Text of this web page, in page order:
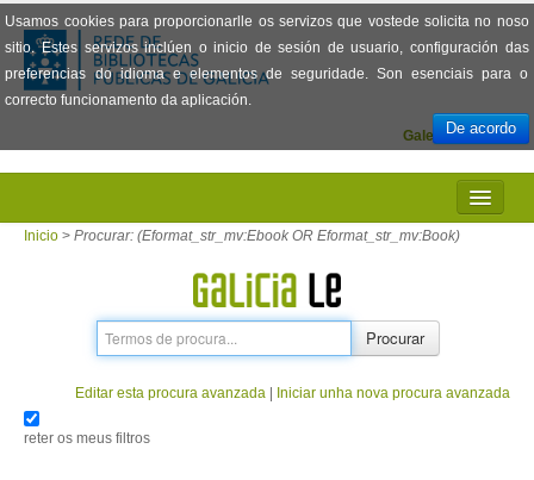
Usamos cookies para proporcionarlle os servizos que vostede solicita no noso
sitio. Estes servizos inclúen o inicio de sesión de usuario, configuración das
preferencias do idioma e elementos de seguridade. Son esenciais para o
correcto funcionamento da aplicación.
De acordo
Español
Galego
INICIO
PRÉSTAMO
Inicio > Procurar: (Eformat_str_mv:Ebook OR Eformat_str_mv:Book)
Procurar
Editar esta procura avanzada Iniciar unha nova procura avanzada
reter os meus filtros